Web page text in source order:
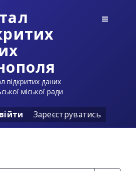
відкритих даних
міської ради
Зареєструватись